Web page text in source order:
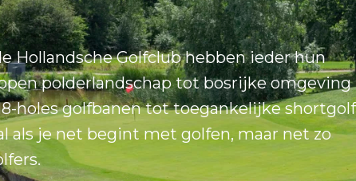
Hollandsche Golfclub hebben ieder hun
polderlandschap tot bosrijke omgeving
holes golfbanen tot toegankelijke shortgolf
als je net begint met golfen, maar net zo